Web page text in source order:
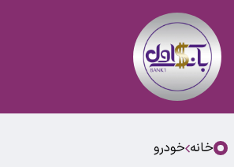
خانه خودرو